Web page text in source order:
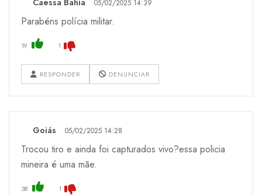
Caessa Bahia 05/02/2025 14:39
Parabéns polícia militar.
19 1
RESPONDER DENUNCIAR
Goiás 05/02/2025 14:28
Trocou tiro e ainda foi capturados vivo?essa policia
mineira é uma mãe.
38 1